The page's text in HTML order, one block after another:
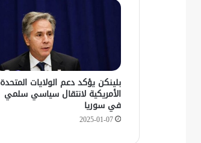
بلينكن يؤكد دعم الولايات المتحدة
الأمريكية لانتقال سياسي سلمي
في سوريا
2025-01-07